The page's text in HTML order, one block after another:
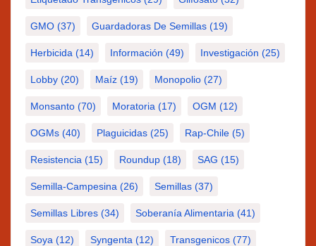
GMO (37) Guardadoras De Semillas (19)
Herbicida (14) Información (49) Investigación (25)
Lobby (20) Maíz (19) Monopolio (27)
Monsanto (70) Moratoria (17) OGM (12)
OGMs (40) Plaguicidas (25) Rap-Chile (5)
Resistencia (15) Roundup (18) SAG (15)
Semilla-Campesina (26) Semillas (37)
Semillas Libres (34) Soberanía Alimentaria (41)
Soya (12) Syngenta (12) Transgenicos (77)